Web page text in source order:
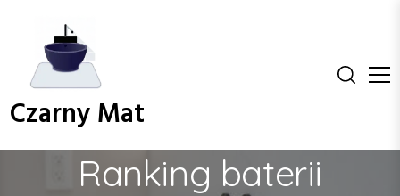
Czarny Mat
Ranking baterii